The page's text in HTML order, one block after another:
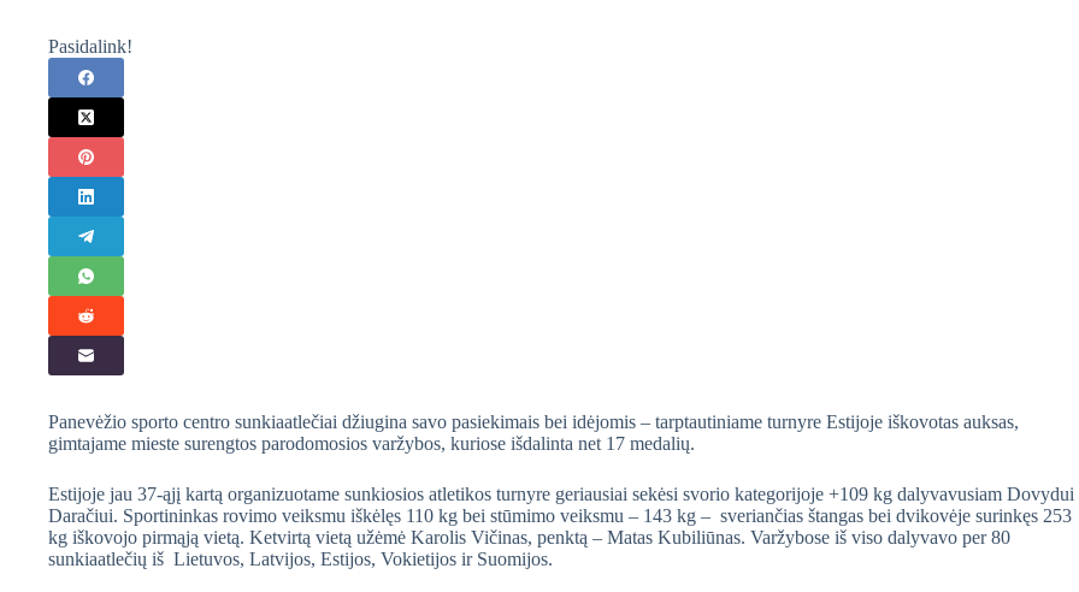
Pasidalink!
Panevėžio sporto centro sunkiaatlečiai džiugina savo pasiekimais bei idėjomis – tarptautiniame turnyre Estijoje iškovotas auksas,
gimtajame mieste surengtos parodomosios varžybos, kuriose išdalinta net 17 medalių.
Estijoje jau 37-ąjį kartą organizuotame sunkiosios atletikos turnyre geriausiai sekėsi svorio kategorijoje +109 kg dalyvavusiam Dovydui
Daračiui. Sportininkas rovimo veiksmu iškėlęs 110 kg bei stūmimo veiksmu – 143 kg – sveriančias štangas bei dvikovėje surinkęs 253
kg iškovojo pirmąją vietą. Ketvirtą vietą užėmė Karolis Vičinas, penktą – Matas Kubiliūnas. Varžybose iš viso dalyvavo per 80
sunkiaatlečių iš Lietuvos, Latvijos, Estijos, Vokietijos ir Suomijos.